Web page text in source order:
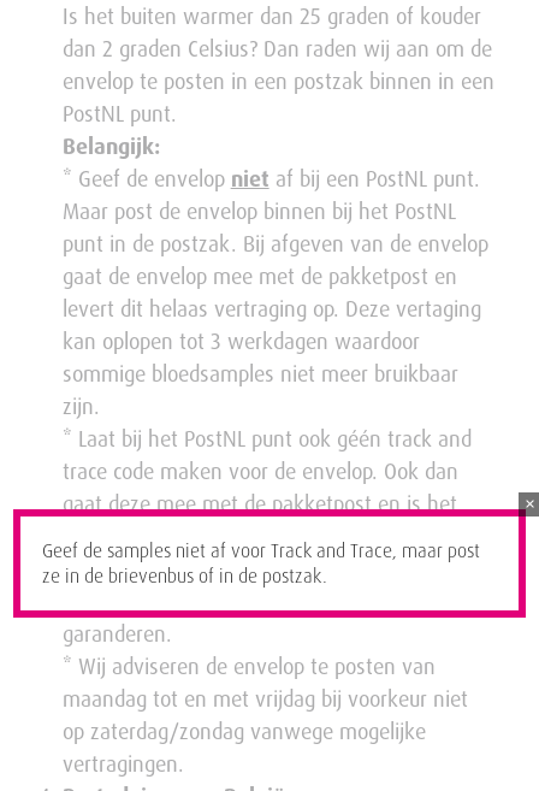
Is het buiten warmer dan 25 graden of kouder
dan 2 graden Celsius? Dan raden wij aan om de
envelop te posten in een postzak binnen in een
PostNL punt.
Belangijk:
* Geef de envelop niet af bij een PostNL punt.
Maar post de envelop binnen bij het PostNL
punt in de postzak. Bij afgeven van de envelop
gaat de envelop mee met de pakketpost en
levert dit helaas vertraging op. Deze vertaging
kan oplopen tot 3 werkdagen waardoor
sommige bloedsamples niet meer bruikbaar
zijn.
* Laat bij het PostNL punt ook géén track and
trace code maken voor de envelop. Ook dan
gaat deze mee met de pakketpost en is het
helaas geen medische post meer. Daardoor
kunnen enveloppen zoek raken en kunnen wij
garanderen.
* Wij adviseren de envelop te posten van
maandag tot en met vrijdag bij voorkeur niet
op zaterdag/zondag vanwege mogelijke
vertragingen.
Geef de samples niet af voor Track and Trace, maar post
ze in de brievenbus of in de postzak.
×